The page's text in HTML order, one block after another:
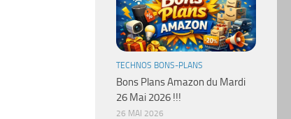
TECHNOS BONS-PLANS
Bons Plans Amazon du Mardi
26 Mai 2026 !!!
26 MAI 2026